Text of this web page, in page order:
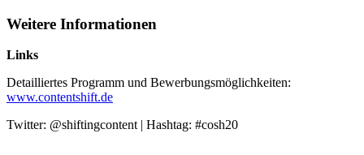
Weitere Informationen
Links
Detailliertes Programm und Bewerbungsmöglichkeiten:
www.contentshift.de
Twitter: @shiftingcontent | Hashtag: #cosh20